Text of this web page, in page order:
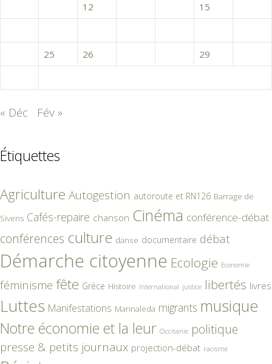
12 15
25 26 29
« Déc Fév »
Étiquettes
Agriculture Autogestion autoroute et RN126 Barrage de
Sivens Cafés-repaire chanson Cinéma conférence-débat
conférences culture danse documentaire débat
Démarche citoyenne Ecologie Economie
féminisme fête Grèce Histoire International justice libertés livres
Luttes Manifestations Marinaleda migrants musique
Notre économie et la leur Occitanie politique
presse & petits journaux projection-débat racisme